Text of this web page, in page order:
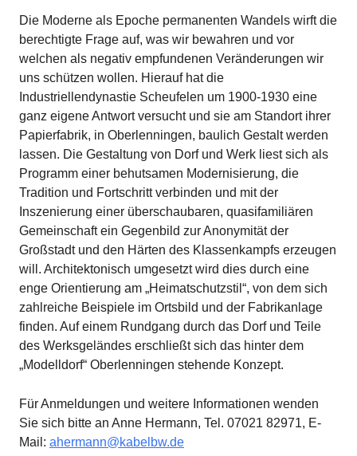
Die Moderne als Epoche permanenten Wandels wirft die
berechtigte Frage auf, was wir bewahren und vor
welchen als negativ empfundenen Veränderungen wir
uns schützen wollen. Hierauf hat die
Industriellendynastie Scheufelen um 1900-1930 eine
ganz eigene Antwort versucht und sie am Standort ihrer
Papierfabrik, in Oberlenningen, baulich Gestalt werden
lassen. Die Gestaltung von Dorf und Werk liest sich als
Programm einer behutsamen Modernisierung, die
Tradition und Fortschritt verbinden und mit der
Inszenierung einer überschaubaren, quasifamiliären
Gemeinschaft ein Gegenbild zur Anonymität der
Großstadt und den Härten des Klassenkampfs erzeugen
will. Architektonisch umgesetzt wird dies durch eine
enge Orientierung am „Heimatschutzstil“, von dem sich
zahlreiche Beispiele im Ortsbild und der Fabrikanlage
finden. Auf einem Rundgang durch das Dorf und Teile
des Werksgeländes erschließt sich das hinter dem
„Modelldorf“ Oberlenningen stehende Konzept.
Für Anmeldungen und weitere Informationen wenden
Sie sich bitte an Anne Hermann, Tel. 07021 82971, E-
Mail: ahermann@kabelbw.de